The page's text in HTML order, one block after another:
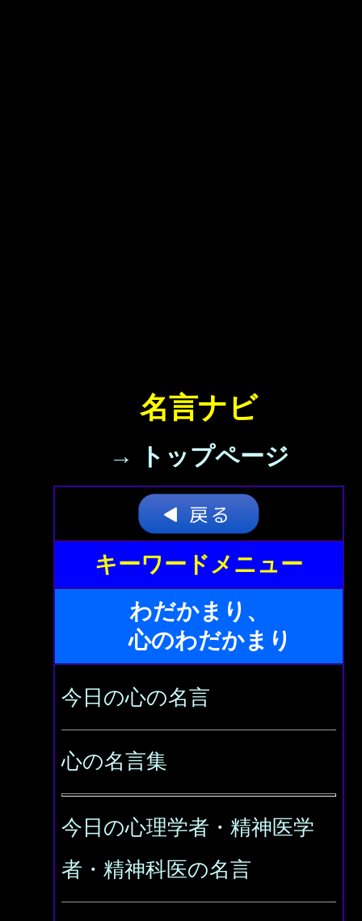
名言ナビ
→ トップページ
キーワードメニュー
わだかまり、
心のわだかまり
今日の心の名言
心の名言集
今日の心理学者・精神医学
者・精神科医の名言